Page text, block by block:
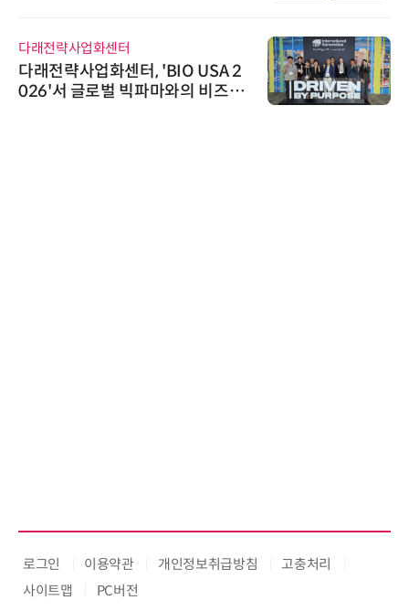
다래전략사업화센터
다래전략사업화센터, 'BIO USA 2
026'서 글로벌 빅파마와의 비즈니
로그인 이용약관 개인정보취급방침
고충처리
사이트맵
PC버전